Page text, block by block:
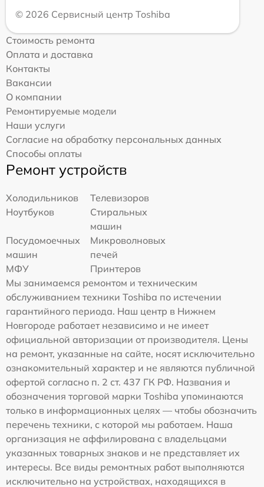
© 2026 Сервисный центр Toshiba
Стоимость ремонта
Оплата и доставка
Контакты
Вакансии
О компании
Ремонтируемые модели
Наши услуги
Согласие на обработку персональных данных
Способы оплаты
Ремонт устройств
Холодильников
Телевизоров
Ноутбуков
Стиральных
машин
Посудомоечных
машин
Микроволновых
печей
МФУ
Принтеров
Мы занимаемся ремонтом и техническим
обслуживанием техники Toshiba по истечении
гарантийного периода. Наш центр в Нижнем
Новгороде работает независимо и не имеет
официальной авторизации от производителя. Цены
на ремонт, указанные на сайте, носят исключительно
ознакомительный характер и не являются публичной
офертой согласно п. 2 ст. 437 ГК РФ. Названия и
обозначения торговой марки Toshiba упоминаются
только в информационных целях — чтобы обозначить
перечень техники, с которой мы работаем. Наша
организация не аффилирована с владельцами
указанных товарных знаков и не представляет их
интересы. Все виды ремонтных работ выполняются
исключительно на устройствах, находящихся в